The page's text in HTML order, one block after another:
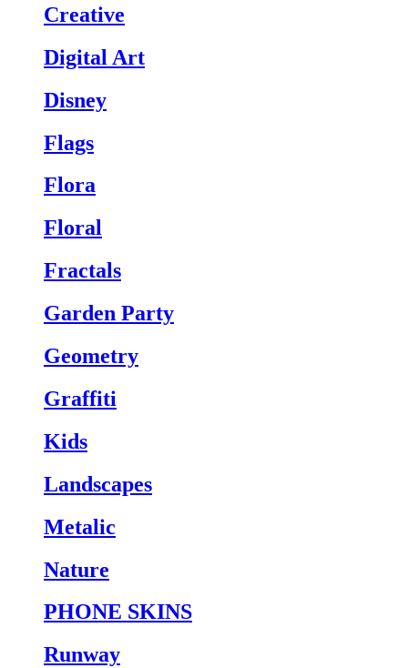
Creative
Digital Art
Disney
Flags
Flora
Floral
Fractals
Garden Party
Geometry
Graffiti
Kids
Landscapes
Metalic
Nature
PHONE SKINS
Runway